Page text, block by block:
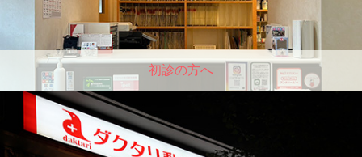
初診の方へ